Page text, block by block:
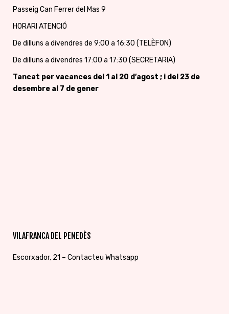
Passeig Can Ferrer del Mas 9
HORARI ATENCIÓ
De dilluns a divendres de 9:00 a 16:30 (TELÈFON)
De dilluns a divendres 17:00 a 17:30 (SECRETARIA)
Tancat per vacances del 1 al 20 d’agost ; i del 23 de
desembre al 7 de gener
VILAFRANCA DEL PENEDÈS
Escorxador, 21 – Contacteu Whatsapp